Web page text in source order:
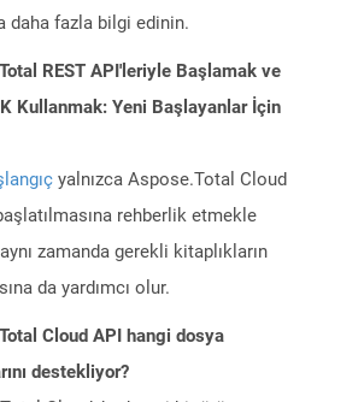
daha fazla bilgi edinin.
REST API'leriyle Başlamak ve
Kullanmak: Yeni Başlayanlar İçin
yalnızca Aspose.Total Cloud
rehberlik etmekle
zamanda gerekli kitaplıkların
da yardımcı olur.
Cloud API hangi dosya
destekliyor?